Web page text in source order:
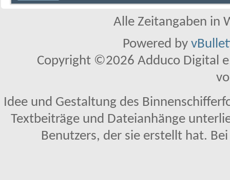
Alle Zeitangaben in
Powered by
Copyright ©2026 Adduco Digital
Idee und Gestaltung des
Textbeiträge und Dateianhänge
Benutzers, der sie erstellt hat.